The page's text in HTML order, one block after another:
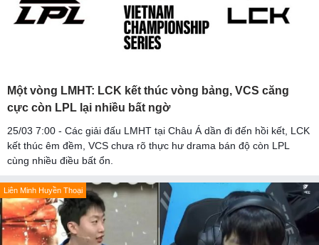
Một vòng LMHT: LCK kết thúc vòng bảng, VCS căng
cực còn LPL lại nhiều bất ngờ
25/03 7:00 - Các giải đấu LMHT tại Châu Á dần đi đến hồi kết, LCK
kết thúc êm đềm, VCS chưa rõ thực hư drama bán độ còn LPL
cùng nhiều điều bất ổn.
Liên Minh Huyền Thoại